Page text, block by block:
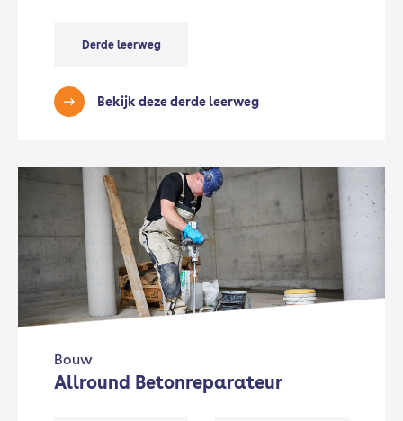
Derde leerweg
Bekijk deze derde leerweg
Bouw
Allround Betonreparateur